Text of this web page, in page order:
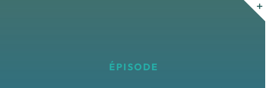
ÉPISODE